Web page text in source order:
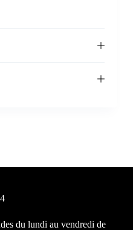
du lundi au vendredi de